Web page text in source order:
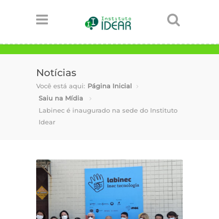
Notícias
Você está aqui: Página Inicial
Saiu na Mídia
Labinec é inaugurado na sede do Instituto
Idear